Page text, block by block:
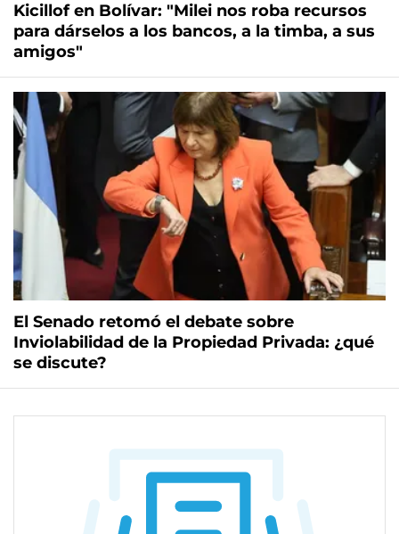
Kicillof en Bolívar: "Milei nos roba recursos
para dárselos a los bancos, a la timba, a sus
amigos"
El Senado retomó el debate sobre
Inviolabilidad de la Propiedad Privada: ¿qué
se discute?